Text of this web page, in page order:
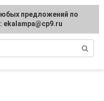
предложений по
ekalampa@cp9.ru